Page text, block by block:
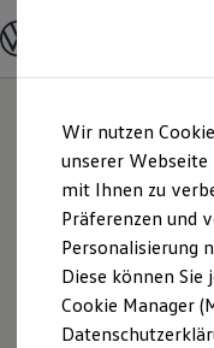
Hauptinhalt
springen
Footer
springen
Modelle und
Modelle
Elektroautos
ENERGY
SUV und CUV
Familienautos
Kombis
Sportwagen
Schnell verfügbare
Angebote und
Wir nutzen
unserer
mit Ihnen zu
Präferenzen und
Personalisierung
Diese können
Cookie Manager